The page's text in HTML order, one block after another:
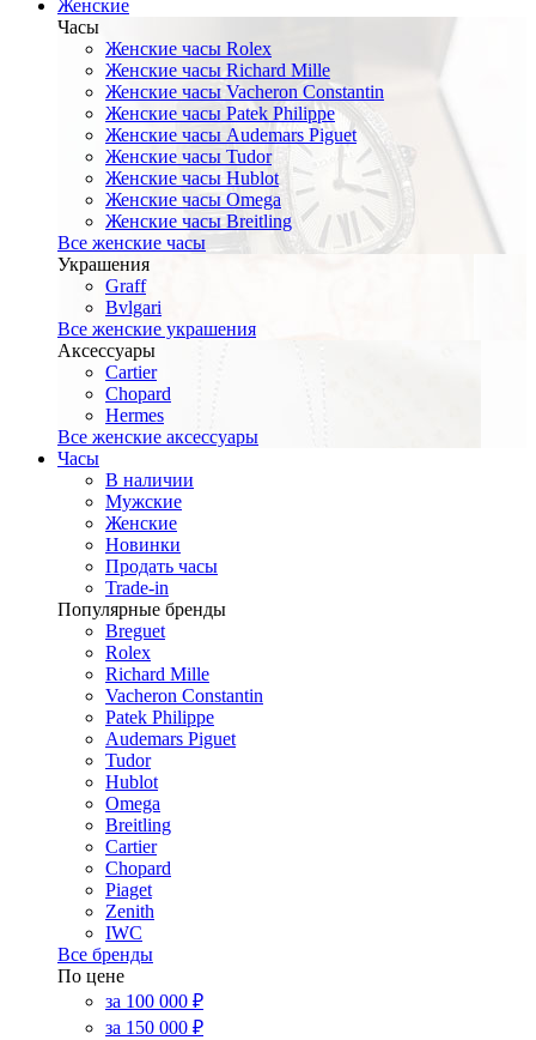
Женские
Часы
Женские часы Rolex
Женские часы Richard Mille
Женские часы Vacheron Constantin
Женские часы Patek Philippe
Женские часы Audemars Piguet
Женские часы Tudor
Женские часы Hublot
Женские часы Omega
Женские часы Breitling
Все женские часы
Украшения
Graff
Bvlgari
Все женские украшения
Аксессуары
Cartier
Chopard
Hermes
Все женские аксессуары
Часы
В наличии
Мужские
Женские
Новинки
Продать часы
Trade-in
Популярные бренды
Breguet
Rolex
Richard Mille
Vacheron Constantin
Patek Philippe
Audemars Piguet
Tudor
Hublot
Omega
Breitling
Cartier
Chopard
Piaget
Zenith
IWC
Все бренды
По цене
за 100 000 ₽
за 150 000 ₽